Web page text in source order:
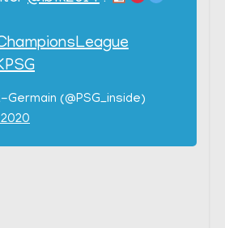
(@PSG_inside)